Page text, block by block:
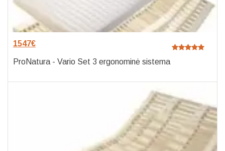
1547€
ProNatura - Vario Set 3 ergonominė sistema